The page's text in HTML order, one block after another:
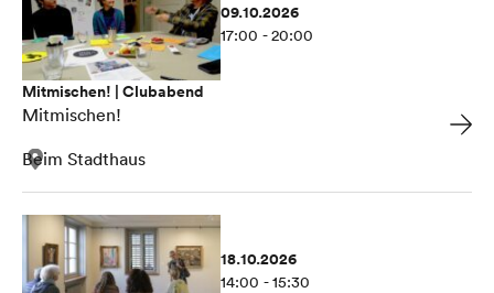
09.10.2026
17:00 - 20:00
Mitmischen! | Clubabend
Mitmischen!
Beim Stadthaus
18.10.2026
14:00 - 15:30